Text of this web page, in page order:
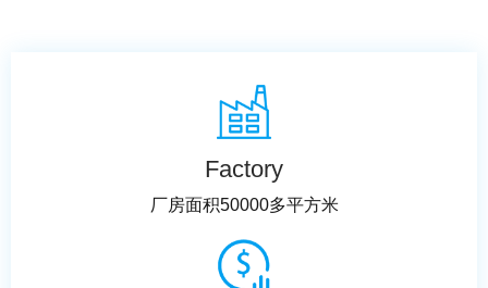
Factory
厂房面积50000多平方米